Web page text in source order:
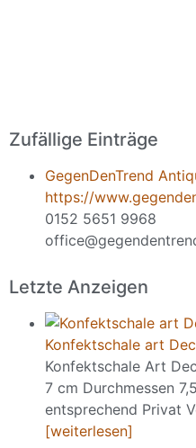
Zufällige Einträge
GegenDenTrend
https://
0152 5651 9968
Letzte Anzeigen
Konfektschale art
Konfektschale Art
7 cm Durchmessen
entsprechend Privat
[weiterlesen]